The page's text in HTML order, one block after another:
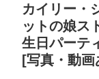
カイリー・
ットの娘ス
生日パーテ
[写真・動画